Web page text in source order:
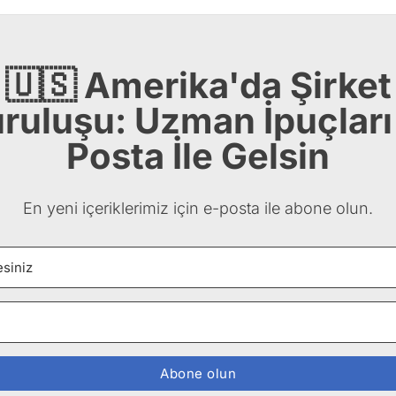
🇺🇸 Amerika'da Şirket
Uzman
Posta İle Gelsin
En yeni içeriklerimiz için e-posta ile abone olun.
Abone olun